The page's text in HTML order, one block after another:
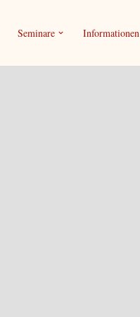
Seminare Informationen